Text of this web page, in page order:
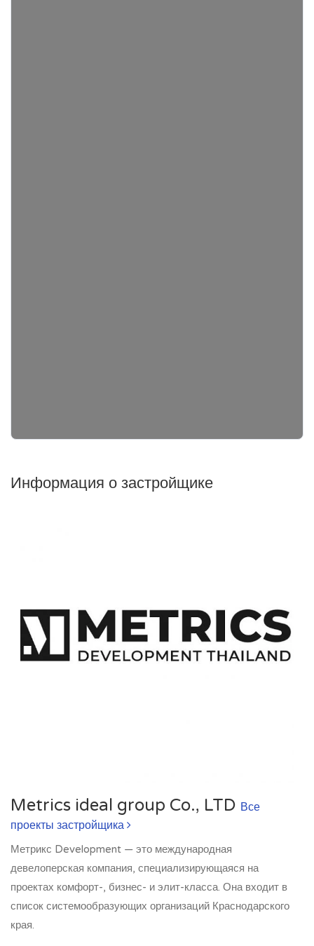
Информация о застройщике
Metrics ideal group Co., LTD Все
проекты застройщика
Метрикс Development — это международная
девелоперская компания, специализирующаяся на
проектах комфорт-, бизнес- и элит-класса. Она входит в
список системообразующих организаций Краснодарского
края.